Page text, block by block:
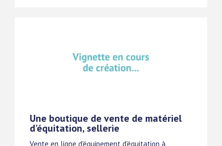
Une boutique de vente de matériel
d'équitation, sellerie
Vente en ligne d'équipement d'équitation à